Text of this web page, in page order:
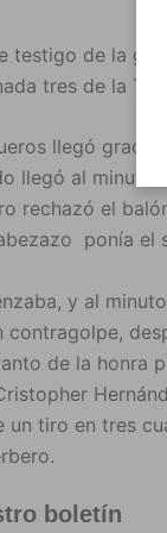
testigo de la
tres de la
llegó
llegó al minuto
rechazó el
ponía el
y al
de la honra
un tiro en tres
boletín